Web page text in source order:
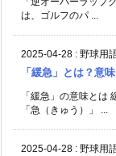
は、ゴルフのパ ...
2025-04-28 : 野球用
「緩急」とは？意
「緩急」の意味とは
「急（きゅう）」 ...
2025-04-28 : 野球用